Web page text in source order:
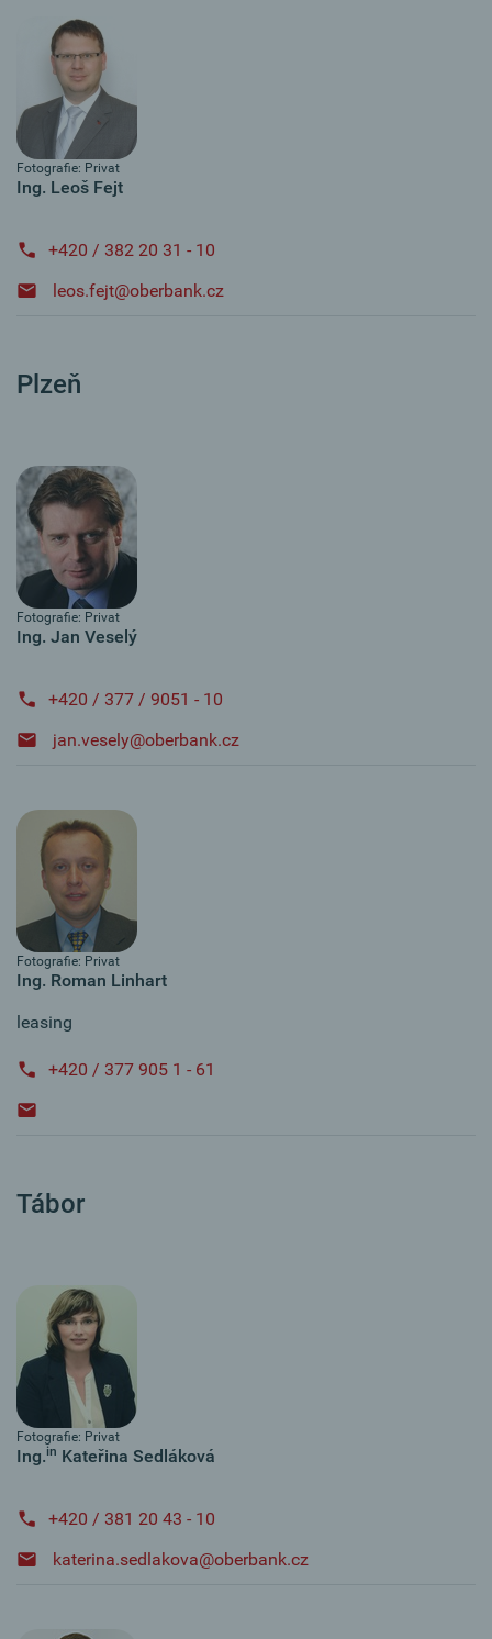
Fotografie: Privat
Ing. Leoš Fejt
+420 / 382 20 31 - 10
leos.fejt@oberbank.cz
Plzeň
Fotografie: Privat
Ing. Jan Veselý
+420 / 377 / 9051 - 10
jan.vesely@oberbank.cz
Fotografie: Privat
Ing. Roman Linhart
leasing
+420 / 377 905 1 - 61
Tábor
Fotografie: Privat
Ing.in Kateřina Sedláková
+420 / 381 20 43 - 10
katerina.sedlakova@oberbank.cz